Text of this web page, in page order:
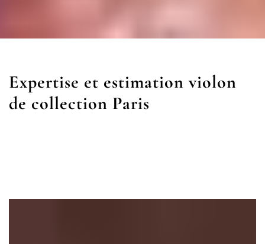
Expertise et estimation violon
de collection Paris